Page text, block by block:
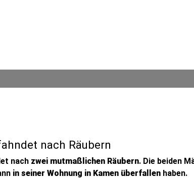
nach Räubern
nach zwei mutmaßlichen Räubern. Die beiden
in seiner Wohnung in Kamen überfallen haben.